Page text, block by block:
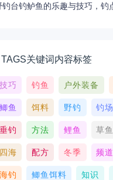
TAGS关键词内容标签
技巧 钓鱼 户外装备
鲫鱼 饵料 野钓 钓场
垂钓 方法 鲤鱼 草鱼
四海 配方 冬季 频道
海钓 鲫鱼饵料 知识